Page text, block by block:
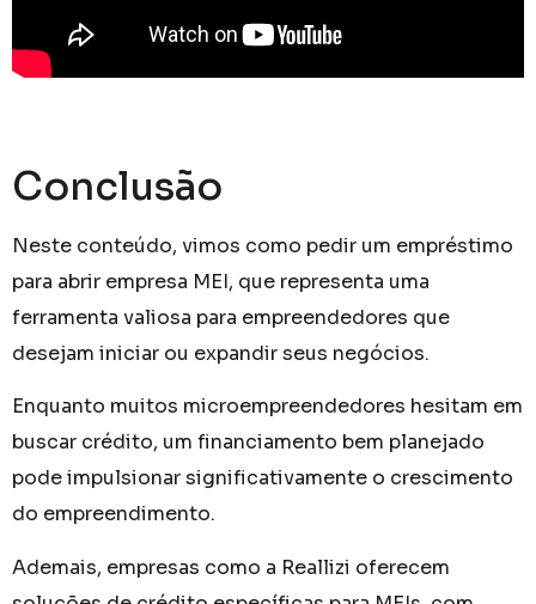
Conclusão
Neste conteúdo, vimos como pedir um empréstimo
para abrir empresa MEI, que representa uma
ferramenta valiosa para empreendedores que
desejam iniciar ou expandir seus negócios.
Enquanto muitos microempreendedores hesitam em
buscar crédito, um financiamento bem planejado
pode impulsionar significativamente o crescimento
do empreendimento.
Ademais, empresas como a Reallizi oferecem